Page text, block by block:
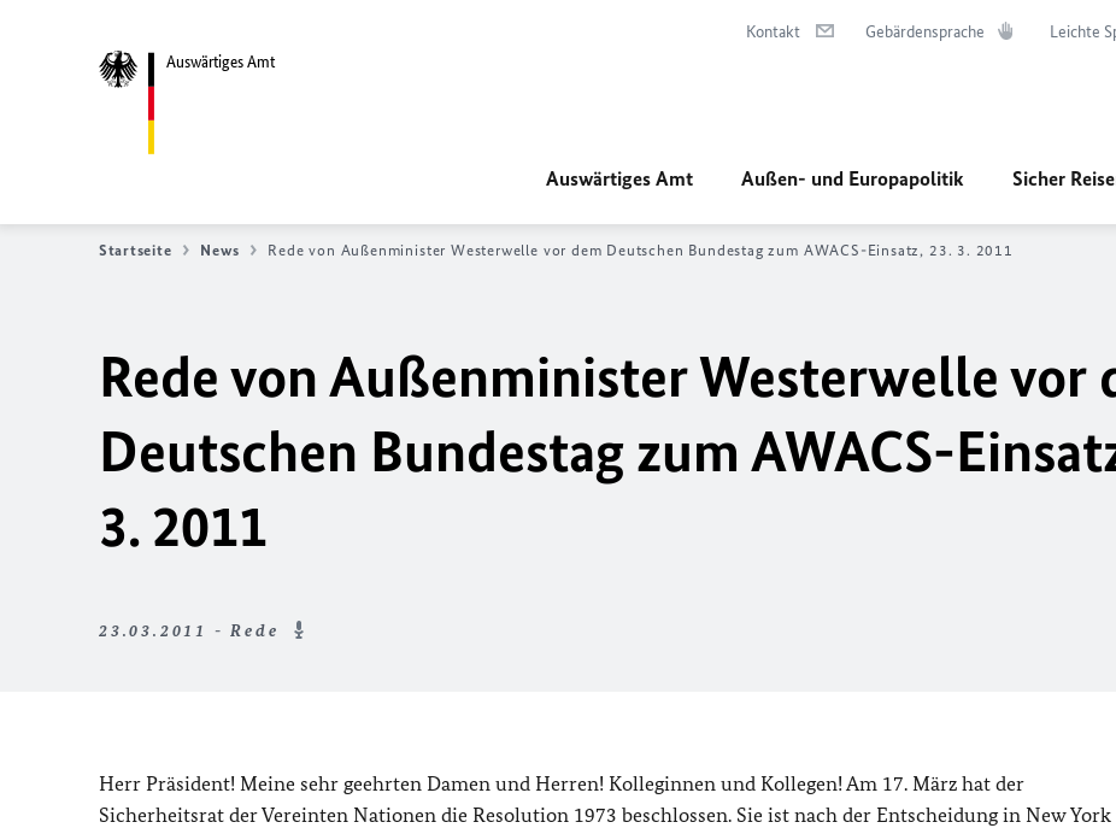
Auswärtiges Amt
Kontakt Gebärdensprache Leichte
Auswärtiges Amt Außen- und Europapolitik Sicher
Startseite News Rede von Außenminister Westerwelle vor dem Deutschen Bundestag zum AWACS-Einsatz, 23. 3. 2011
Rede von Außenminister Westerwelle vor
Deutschen Bundestag zum AWACS-
3. 2011
23.03.2011 - Rede
Herr Präsident! Meine sehr geehrten Damen und Herren! Kolleginnen und Kollegen! Am 17. März hat der
Sicherheitsrat der Vereinten Nationen die Resolution 1973 beschlossen. Sie ist nach der Entscheidung in New York